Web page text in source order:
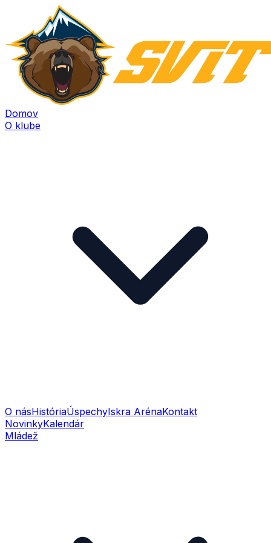
Domov
O klube
O násHistóriaÚspechyIskra ArénaKontakt
NovinkyKalendár
Mládež